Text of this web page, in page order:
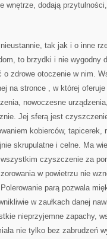
wnętrze, dodają
tak jak i o inne
to brzydki i nie wygodny
o zdrowe otoczenie w nim.
na stronce , w której
nowoczesne
Jej sferą jest
kobierców, tapicerek,
skrupulatne i celne. Ma
czyszczenie za
w powietrzu nie
parą pozwala
w zaułkach danej
nieprzyjemne zapachy,
nie tylko bez zabrudzeń